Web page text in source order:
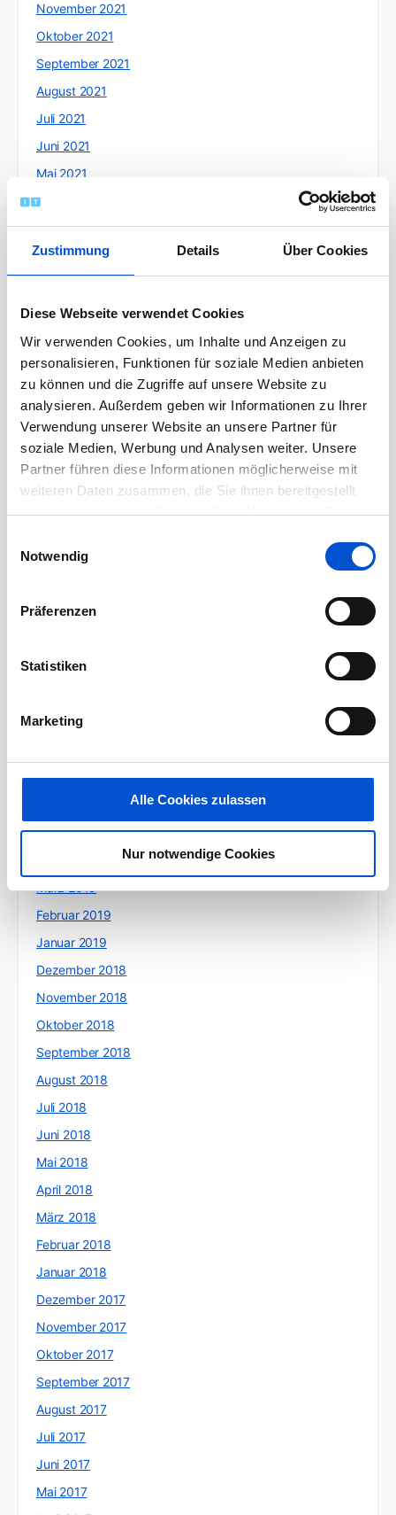
Zustimmung Details Über Cookies
Diese Webseite verwendet Cookies
Wir verwenden Cookies, um Inhalte und Anzeigen zu
personalisieren, Funktionen für soziale Medien anbieten
zu können und die Zugriffe auf unsere Website zu
analysieren. Außerdem geben wir Informationen zu Ihrer
Verwendung unserer Website an unsere Partner für
soziale Medien, Werbung und Analysen weiter. Unsere
Partner führen diese Informationen möglicherweise mit
weiteren Daten zusammen, die Sie ihnen bereitgestellt
haben oder die sie im Rahmen Ihrer Nutzung der Dienste
Notwendig
Präferenzen
Statistiken
Marketing
Alle Cookies zulassen
Nur notwendige Cookies
November 2021
Oktober 2021
September 2021
August 2021
Juli 2021
Juni 2021
Mai 2021
April 2021
März 2021
Februar 2021
Dezember 2020
November 2020
Oktober 2020
September 2020
August 2020
Juli 2020
Juni 2020
März 2020
Januar 2020
November 2019
September 2019
Juli 2019
Mai 2019
März 2019
Februar 2019
Januar 2019
Dezember 2018
November 2018
Oktober 2018
September 2018
August 2018
Juli 2018
Juni 2018
Mai 2018
April 2018
März 2018
Februar 2018
Januar 2018
Dezember 2017
November 2017
Oktober 2017
September 2017
August 2017
Juli 2017
Juni 2017
Mai 2017